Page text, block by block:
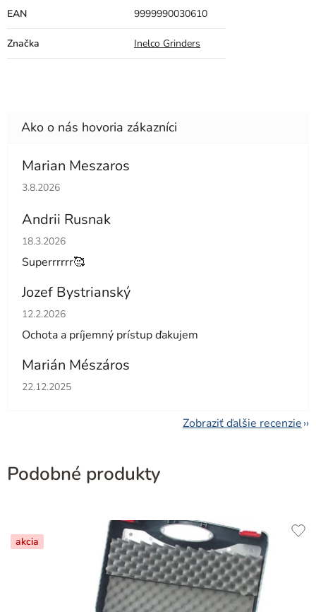
EAN 9999990030610
Značka Inelco Grinders
Marian Meszaros
Hodnotenie obchodu je 5 z 5 hviezdičiek.
3.8.2026
Andrii Rusnak
Hodnotenie obchodu je 5 z 5 hviezdičiek.
18.3.2026
Superrrrrr🥰
Jozef Bystrianský
Hodnotenie obchodu je 5 z 5 hviezdičiek.
12.2.2026
Ochota a príjemný prístup ďakujem
Marián Mészáros
Hodnotenie obchodu je 5 z 5 hviezdičiek.
22.12.2025
Zobraziť ďalšie recenzie
Podobné produkty
akcia